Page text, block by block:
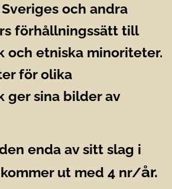
och andra
förhållningssätt till
och etniska minoriteter.
för olika
ger sina bilder av
enda av sitt slag i
ut med 4 nr/år.